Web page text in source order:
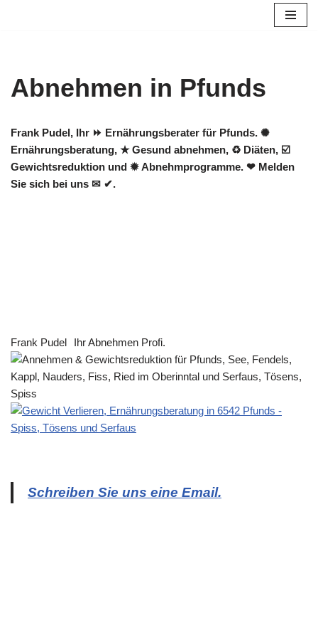
Abnehmen in Pfunds
Frank Pudel, Ihr ⏩ Ernährungsberater für Pfunds. ✺
Ernährungsberatung, ★ Gesund abnehmen, ♻ Diäten, ☑️
Gewichtsreduktion und ✹ Abnehmprogramme. ❤ Melden
Sie sich bei uns ✉ ✔.
Frank Pudel Ihr Abnehmen Profi.
Schreiben Sie uns eine Email.